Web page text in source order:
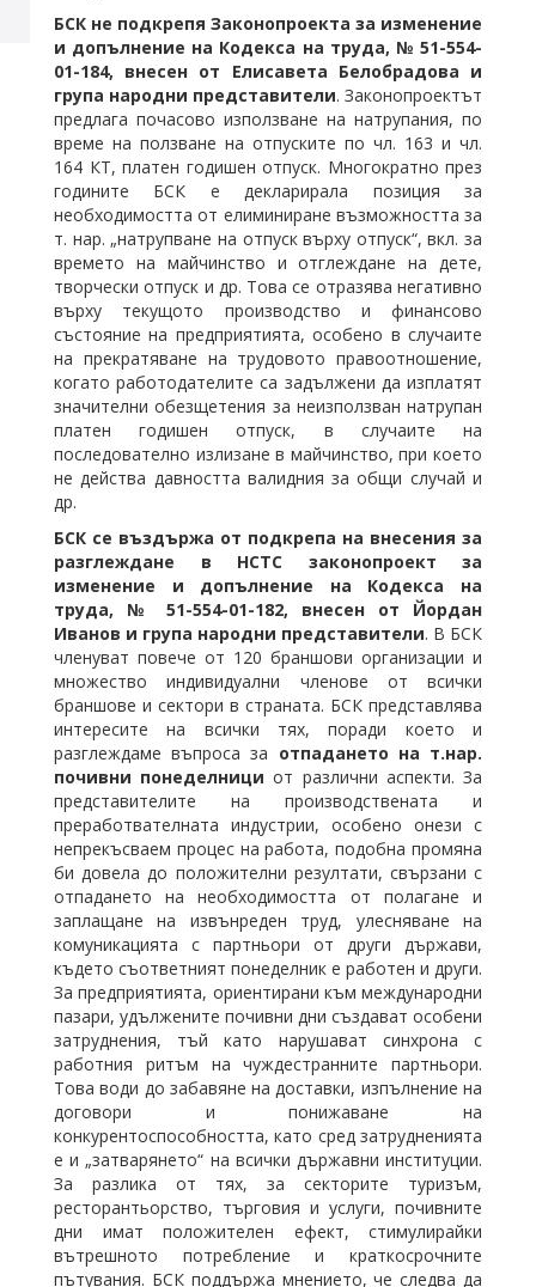
БСК не подкрепя Законопроекта за изменение
и допълнение на Кодекса на труда, № 51-554-
01-184, внесен от Елисавета Белобрадова и
група народни представители. Законопроектът
предлага почасово използване на натрупания, по
време на ползване на отпуските по чл. 163 и чл.
164 КТ, платен годишен отпуск. Многократно през
годините БСК е декларирала позиция за
необходимостта от елиминиране възможността за
т. нар. „натрупване на отпуск върху отпуск“, вкл. за
времето на майчинство и отглеждане на дете,
творчески отпуск и др. Това се отразява негативно
върху текущото производство и финансово
състояние на предприятията, особено в случаите
на прекратяване на трудовото правоотношение,
когато работодателите са задължени да изплатят
значителни обезщетения за неизползван натрупан
платен годишен отпуск, в случаите на
последователно излизане в майчинство, при което
не действа давността валидния за общи случай и
др.
БСК се въздържа от подкрепа на внесения за
разглеждане в НСТС законопроект за
изменение и допълнение на Кодекса на
труда, № 51-554-01-182, внесен от Йордан
Иванов и група народни представители. В БСК
членуват повече от 120 браншови организации и
множество индивидуални членове от всички
браншове и сектори в страната. БСК представлява
интересите на всички тях, поради което и
разглеждаме въпроса за отпадането на т.нар.
почивни понеделници от различни аспекти. За
представителите на производствената и
преработвателната индустрии, особено онези с
непрекъсваем процес на работа, подобна промяна
би довела до положителни резултати, свързани с
отпадането на необходимостта от полагане и
заплащане на извънреден труд, улесняване на
комуникацията с партньори от други държави,
където съответният понеделник е работен и други.
За предприятията, ориентирани към международни
пазари, удължените почивни дни създават особени
затруднения, тъй като нарушават синхрона с
работния ритъм на чуждестранните партньори.
Това води до забавяне на доставки, изпълнение на
договори и понижаване на
конкурентоспособността, като сред затрудненията
е и „затварянето“ на всички държавни институции.
За разлика от тях, за секторите туризъм,
ресторантьорство, търговия и услуги, почивните
дни имат положителен ефект, стимулирайки
вътрешното потребление и краткосрочните
пътувания. БСК поддържа мнението, че следва да